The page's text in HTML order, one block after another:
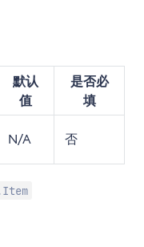
默认
值
是否必
填
N/A 否